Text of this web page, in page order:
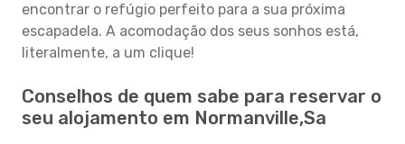
encontrar o refúgio perfeito para a sua próxima
escapadela. A acomodação dos seus sonhos está,
literalmente, a um clique!
Conselhos de quem sabe para reservar o
seu alojamento em Normanville,Sa